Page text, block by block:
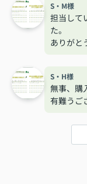
S・M様
担当して
た。
ありがと
S・H様
無事、購
有難うご